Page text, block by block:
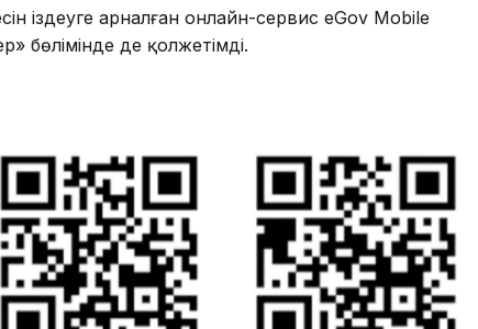
іздеуге арналған онлайн-сервис eGov Mobile
бөлімінде де қолжетімді.